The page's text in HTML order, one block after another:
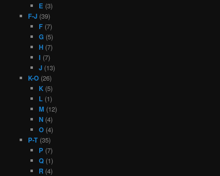
E (3)
F-J(39)
F (7)
G (5)
H (7)
I (7)
J (13)
K-O(26)
K (5)
L (1)
M (12)
N (4)
O (4)
P-T(35)
P (7)
Q (1)
R (4)